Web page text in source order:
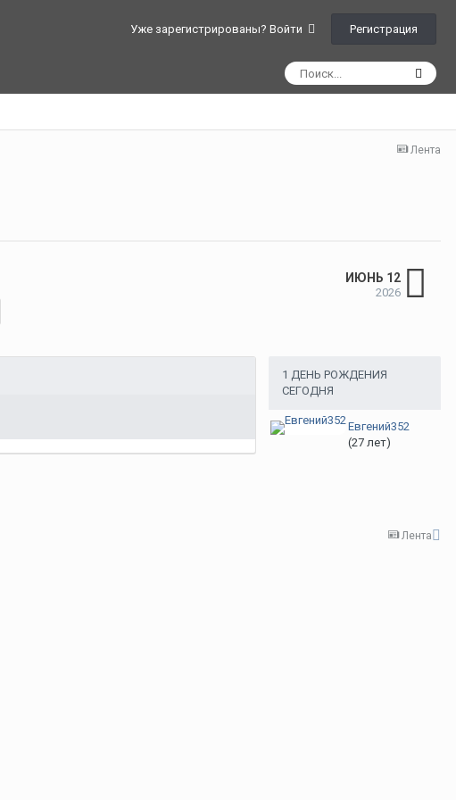
Уже зарегистрированы? Войти Регистрация
Лента
ИЮНЬ 12
2026
1 ДЕНЬ РОЖДЕНИЯ
СЕГОДНЯ
Евгений352
(27 лет)
Лента